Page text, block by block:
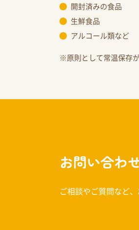
開封済みの食品
生鮮食品
アルコール類など
※原則として常温保存
お問い合わ
ご相談やご質問など